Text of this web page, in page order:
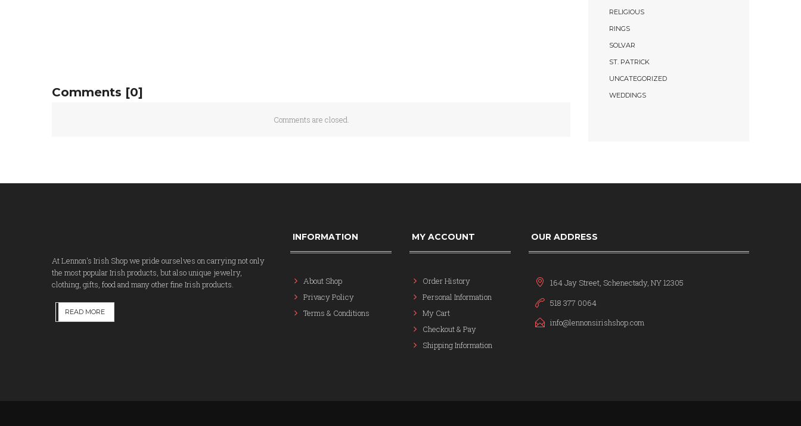
Comments [0]
Comments are closed.
RELIGIOUS
RINGS
SOLVAR
ST. PATRICK
UNCATEGORIZED
WEDDINGS
At Lennon's Irish Shop we pride ourselves on carrying not only
the most popular Irish products, but also unique jewelry,
clothing, gifts, food and many other fine Irish products.
READ MORE
INFORMATION
About Shop
Privacy Policy
Terms & Conditions
MY ACCOUNT
Order History
Personal Information
My Cart
Checkout & Pay
Shipping Information
OUR ADDRESS
164 Jay Street, Schenectady, NY 12305
518 377 0064
info@lennonsirishshop.com